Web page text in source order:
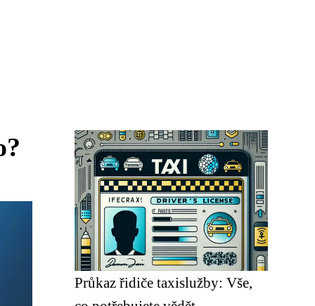
Průkaz řidiče taxislužby: Vše,